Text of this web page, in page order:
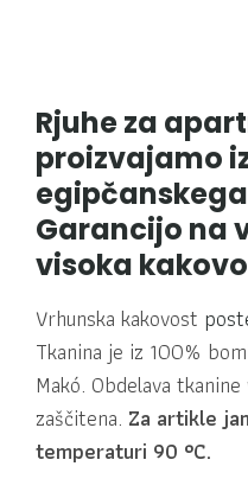
Rjuhe za
proizvajamo
Garancijo na
visoka
Vrhunska kakovost
Tkanina je iz 100%
Makó. Obdelava
zaščitena. Za artikle
temperaturi 90 °C.